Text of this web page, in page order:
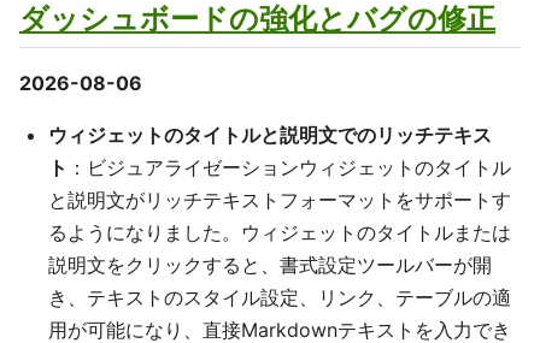
ダッシュボードの強化とバグの修正
2026-08-06
ウィジェットのタイトルと説明文でのリッチテキス
ト ：ビジュアライゼーションウィジェットのタイトル
と説明文がリッチテキストフォーマットをサポートす
るようになりました。ウィジェットのタイトルまたは
説明文をクリックすると、書式設定ツールバーが開
き、テキストのスタイル設定、リンク、テーブルの適
用が可能になり、直接Markdownテキストを入力でき